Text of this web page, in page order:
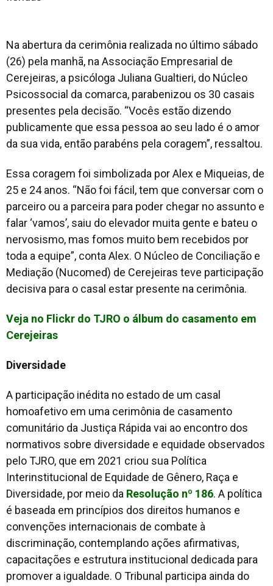
Na abertura da cerimônia realizada no último sábado
(26) pela manhã, na Associação Empresarial de
Cerejeiras, a psicóloga Juliana Gualtieri, do Núcleo
Psicossocial da comarca, parabenizou os 30 casais
presentes pela decisão. “Vocês estão dizendo
publicamente que essa pessoa ao seu lado é o amor
da sua vida, então parabéns pela coragem”, ressaltou.
Essa coragem foi simbolizada por Alex e Miqueias, de
25 e 24 anos. “Não foi fácil, tem que conversar com o
parceiro ou a parceira para poder chegar no assunto e
falar ‘vamos’, saiu do elevador muita gente e bateu o
nervosismo, mas fomos muito bem recebidos por
toda a equipe”, conta Alex. O Núcleo de Conciliação e
Mediação (Nucomed) de Cerejeiras teve participação
decisiva para o casal estar presente na cerimônia.
Veja no Flickr do TJRO o álbum do casamento em
Cerejeiras
Diversidade
A participação inédita no estado de um casal
homoafetivo em uma cerimônia de casamento
comunitário da Justiça Rápida vai ao encontro dos
normativos sobre diversidade e equidade observados
pelo TJRO, que em 2021 criou sua Política
Interinstitucional de Equidade de Gênero, Raça e
Diversidade, por meio da Resolução nº 186. A política
é baseada em princípios dos direitos humanos e
convenções internacionais de combate à
discriminação, contemplando ações afirmativas,
capacitações e estrutura institucional dedicada para
promover a igualdade. O Tribunal participa ainda do